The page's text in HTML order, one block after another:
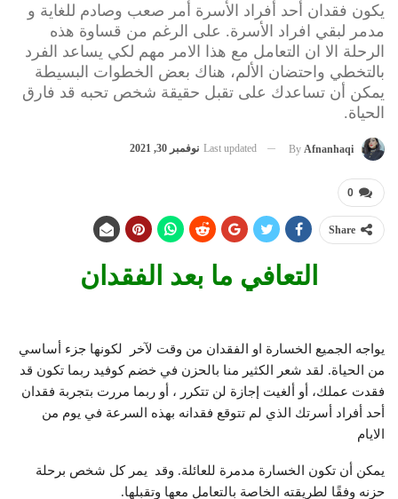
يكون فقدان أحد أفراد الأسرة أمر صعب وصادم للغاية و
مدمر لبقي افراد الأسرة. على الرغم من قساوة هذه
الرحلة الا ان التعامل مع هذا الامر مهم لكي يساعد الفرد
بالتخطي واحتضان الألم، هناك بعض الخطوات البسيطة
يمكن أن تساعدك على تقبل حقيقة شخص تحبه قد فارق
الحياة.
By Afnanhaqi
Last updated نوفمبر 30, 2021
0
Share
التعافي ما بعد الفقدان
يواجه الجميع الخسارة او الفقدان من وقت لآخر لكونها جزء أساسي
من الحياة. لقد شعر الكثير منا بالحزن في خضم كوفيد ربما تكون قد
فقدت عملك، أو ألغيت إجازة لن تتكرر ، أو ربما مررت بتجربة فقدان
أحد أفراد أسرتك الذي لم تتوقع فقدانه بهذه السرعة في يوم من
الايام
يمكن أن تكون الخسارة مدمرة للعائلة. وقد يمر كل شخص برحلة
حزنه وفقًا لطريقته الخاصة بالتعامل معها وتقبلها.